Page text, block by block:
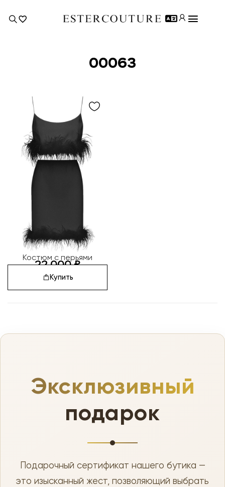
00063
Костюм с перьями
22 000₽
Купить
Эксклюзивный
подарок
Подарочный сертификат нашего бутика —
это изысканный жест, позволяющий выбрать